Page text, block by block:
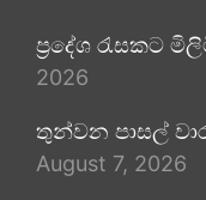
ප්‍රදේශ රැසකට
2026
තුන්වන පාසල්
August 7, 2026